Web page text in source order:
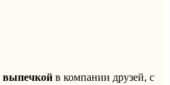
выпечкой в компании друзей, с